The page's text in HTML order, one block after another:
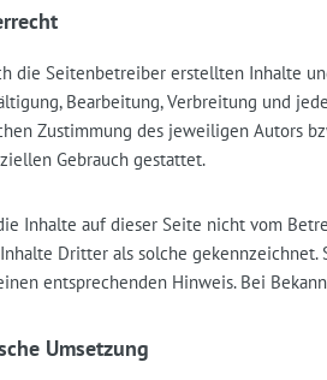
die Seitenbetreiber erstellten Inhalte
Bearbeitung, Verbreitung und
Zustimmung des jeweiligen Autors
Gebrauch gestattet.
Inhalte auf dieser Seite nicht vom
Dritter als solche
entsprechenden Hinweis. Bei
Umsetzung